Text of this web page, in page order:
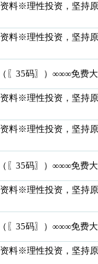
料※理性投资，坚持
料※理性投资，坚持
〖35码〗）∞∞∞免费大
料※理性投资，坚持
料※理性投资，坚持
〖35码〗）∞∞∞免费大
料※理性投资，坚持
〖35码〗）∞∞∞免费大
料※理性投资，坚持